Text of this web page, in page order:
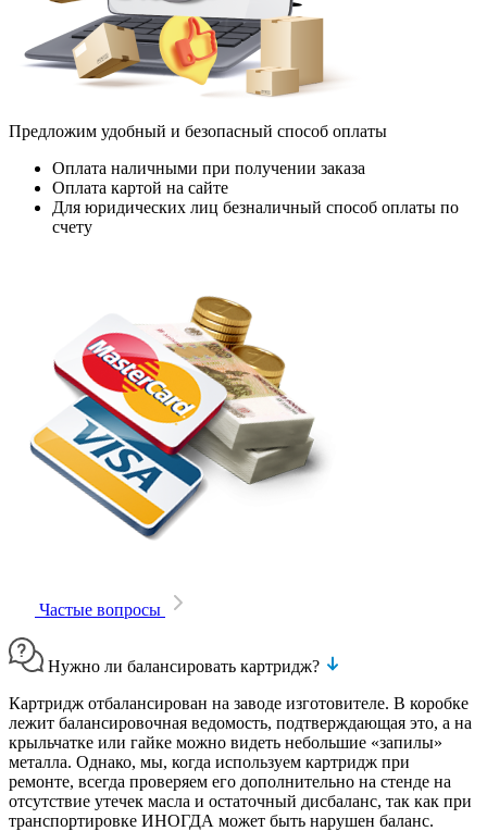
Предложим удобный и безопасный способ оплаты
Оплата наличными при получении заказа
Оплата картой на сайте
Для юридических лиц безналичный способ оплаты по
счету
Частые вопросы
Нужно ли балансировать картридж?
Картридж отбалансирован на заводе изготовителе. В коробке
лежит балансировочная ведомость, подтверждающая это, а на
крыльчатке или гайке можно видеть небольшие «запилы»
металла. Однако, мы, когда используем картридж при
ремонте, всегда проверяем его дополнительно на стенде на
отсутствие утечек масла и остаточный дисбаланс, так как при
транспортировке ИНОГДА может быть нарушен баланс.